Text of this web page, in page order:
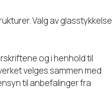
Valg av glasstykkelse
og i henhold til
velges sammen med
til anbefalinger fra